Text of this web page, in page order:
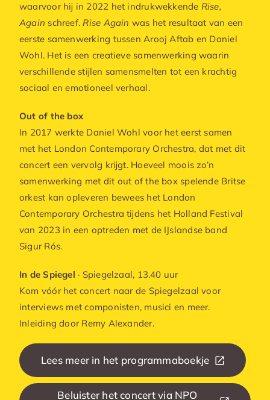
waarvoor hij in 2022 het indrukwekkende Rise,
Again schreef.Rise Again was het resultaat van een
eerste samenwerking tussen Arooj Aftab en Daniel
Wohl. Het is een creatieve samenwerking waarin
verschillende stijlen samensmelten tot een krachtig
sociaal en emotioneel verhaal.
Out of the box
In 2017 werkte Daniel Wohl voor het eerst samen
met het London Contemporary Orchestra, dat met dit
concert een vervolg krijgt. Hoeveel moois zo’n
samenwerking met dit out of the box spelende Britse
orkest kan opleveren bewees het London
Contemporary Orchestra tijdens het Holland Festival
van 2023 in een optreden met de IJslandse band
Sigur Rós.
In de Spiegel · Spiegelzaal, 13.40 uur
Kom vóór het concert naar de Spiegelzaal voor
interviews met componisten, musici en meer.
Inleiding door Remy Alexander.
Lees meer in het programmaboekje
Beluister het concert via NPO